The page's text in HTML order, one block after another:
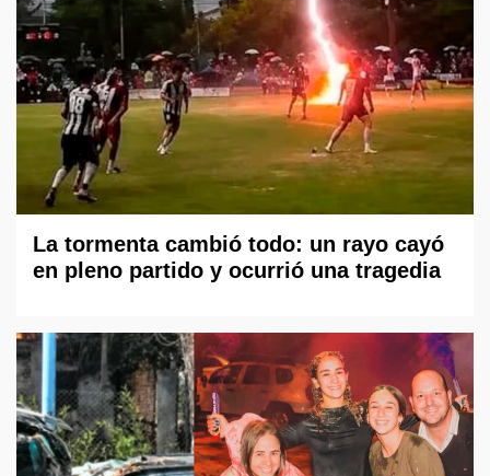
La tormenta cambió todo: un rayo cayó
en pleno partido y ocurrió una tragedia